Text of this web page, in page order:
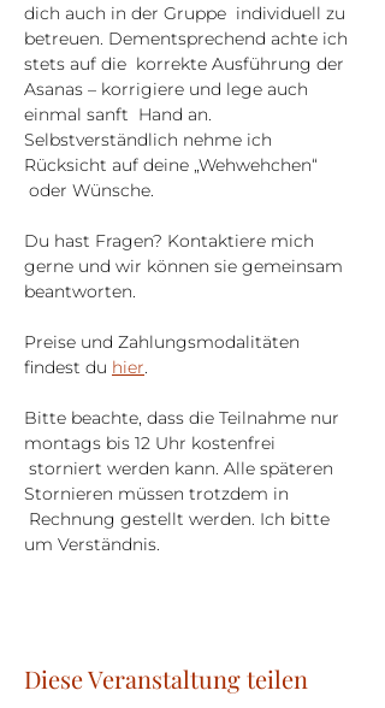
dich auch in der Gruppe  individuell zu
betreuen. Dementsprechend achte ich
stets auf die  korrekte Ausführung der
Asanas – korrigiere und lege auch
einmal sanft  Hand an.
Selbstverständlich nehme ich
Rücksicht auf deine „Wehwehchen“
oder Wünsche.
Du hast Fragen? Kontaktiere mich
gerne und wir können sie gemeinsam
beantworten.
Preise und Zahlungsmodalitäten
findest du hier.
Bitte beachte, dass die Teilnahme nur
montags bis 12 Uhr kostenfrei
storniert werden kann. Alle späteren
Stornieren müssen trotzdem in
Rechnung gestellt werden. Ich bitte
um Verständnis.
Diese Veranstaltung teilen